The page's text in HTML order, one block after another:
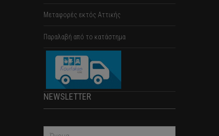
Μεταφορές εκτός Αττικής
Παραλαβή από το κατάστημα
NEWSLETTER